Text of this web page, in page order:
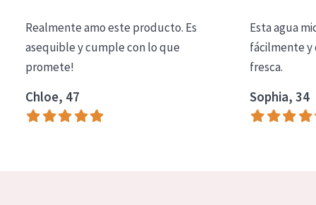
Essentials
Lift+
Expert
Realmente amo este producto. Es
asequible y cumple con lo que
promete!
Chloe, 47
Esta agua
fácilmente y
fresca.
Sophia, 34